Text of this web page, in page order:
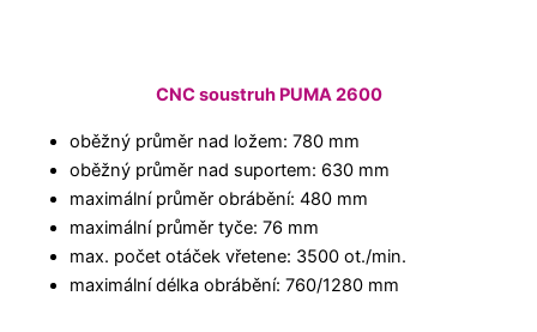
CNC soustruh PUMA 2600
oběžný průměr nad ložem: 780 mm
oběžný průměr nad suportem: 630 mm
maximální průměr obrábění: 480 mm
maximální průměr tyče: 76 mm
max. počet otáček vřetene: 3500 ot./min.
maximální délka obrábění: 760/1280 mm